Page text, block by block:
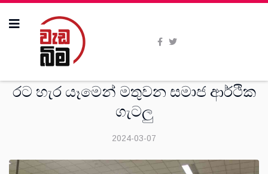
රට හැර යෑමෙන් මතුවන සමාජ ආර්ථික
ගැටලු
2024-03-07